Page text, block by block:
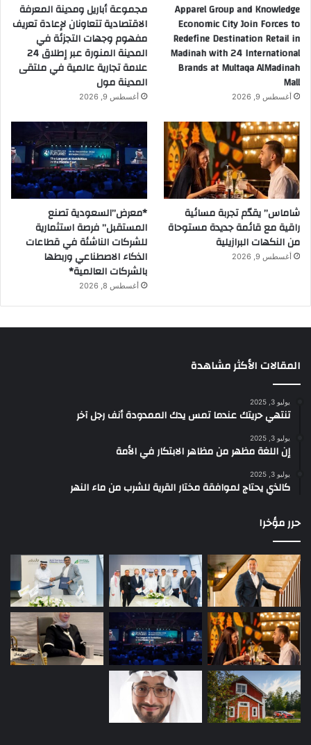
Apparel Group and Knowledge
Economic City Join Forces to
Redefine Destination Retail in
Madinah with 24 International
Brands at Multaqa AlMadinah
Mall
أغسطس 9, 2026
مجموعة أباريل ومدينة المعرفة
الاقتصادية تتعاونان لإعادة تعريف
مفهوم وجهات التجزئة في
المدينة المنورة عبر إطلاق 24
علامة تجارية عالمية في ملتقى
المدينة مول
أغسطس 9, 2026
شاماس” يقدّم تجربة مسائية
راقية مع قائمة جديدة مستوحاة
من النكهات البرازيلية
أغسطس 9, 2026
*معرض”السعودية تصنع
المستقبل” فرصة استثمارية
للشركات الناشئة في قطاعات
الذكاء الاصطناعي وربطها
بالشركات العالمية*
أغسطس 8, 2026
المقالات الأكثر مشاهدة
يوليو 3, 2025
تنتهي حريتك عندما تمس يدك الممدودة أنف رجل آخر
يوليو 3, 2025
إن اللغة مظهر من مظاهر الابتكار في الأمة
يوليو 3, 2025
كالذي يحتاج لموافقة مختار القرية للشرب من ماء النهر
حرر مؤخرا